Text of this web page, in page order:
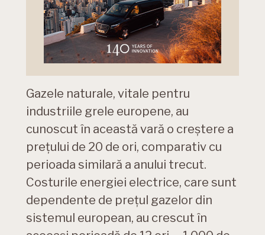
Gazele naturale, vitale pentru
industriile grele europene, au
cunoscut în această vară o creștere a
prețului de 20 de ori, comparativ cu
perioada similară a anului trecut.
Costurile energiei electrice, care sunt
dependente de prețul gazelor din
sistemul european, au crescut în